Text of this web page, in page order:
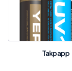
Takpapp